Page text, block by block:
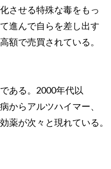
させる特殊な毒をもっ
進んで自らを差し出す
額で売買されている。
ある。2000年代以
からアルツハイマー、
薬が次々と現れている。